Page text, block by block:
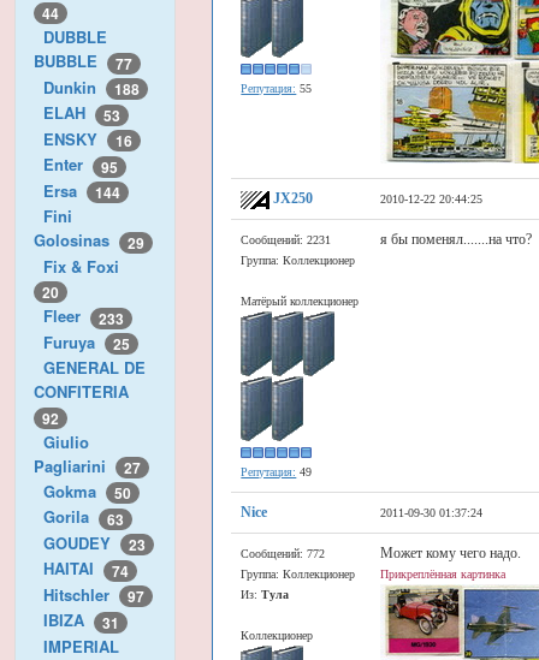
44
DUBBLE
BUBBLE
77
Dunkin 188
ELAH 53
ENSKY 16
Enter 95
Ersa 144
Fini
Golosinas
29
Fix & Foxi
20
Fleer 233
Furuya 25
GENERAL DE
CONFITERIA
92
Giulio
Pagliarini
27
Gokma 50
Gorila 63
GOUDEY 23
HAITAI 74
Hitschler 97
IBIZA 31
IMPERIAL
Репутация: 55
JX250 2010-12-22 20:44:25
Сообщений: 2231
Группа: Коллекционер
Матёрый коллекционер
Репутация: 49
я бы поменял.......на что?
Nice 2011-09-30 01:37:24
Сообщений: 772
Группа: Коллекционер
Из:Тула
Коллекционер
Может кому чего надо.
Прикреплённая картинка